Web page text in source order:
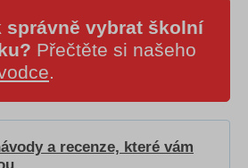
správně vybrat školní
Přečtěte si našeho
.
a recenze, které vám